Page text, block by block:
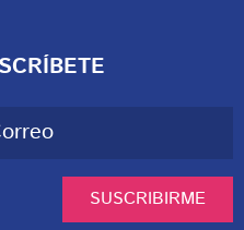
SUSCRIBIRME